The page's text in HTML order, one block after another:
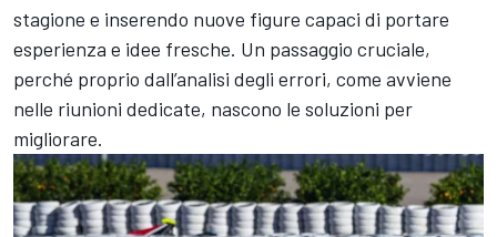
stagione e inserendo nuove figure capaci di portare
esperienza e idee fresche. Un passaggio cruciale,
perché proprio dall’analisi degli errori, come avviene
nelle riunioni dedicate, nascono le soluzioni per
migliorare.